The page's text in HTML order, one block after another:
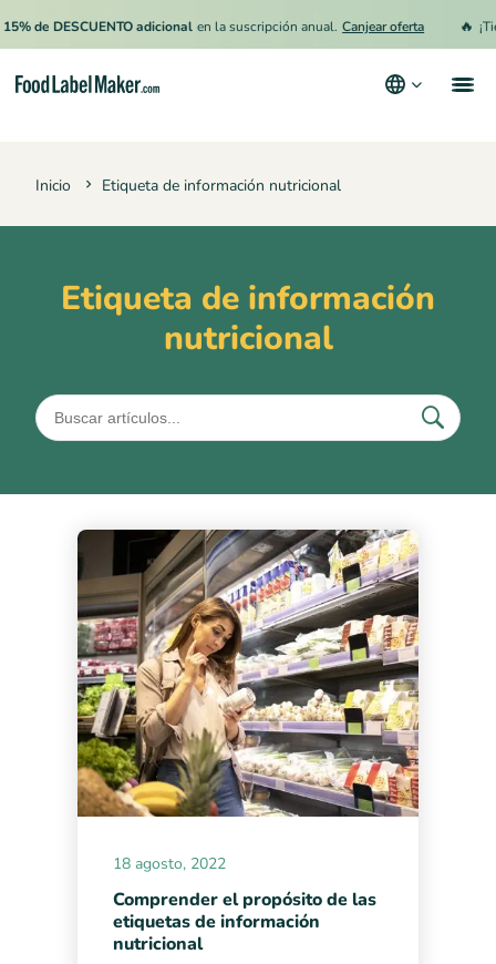
de DESCUENTO adicional en la suscripción anual. Canjear oferta 🔥
Inicio Etiqueta de información nutricional
Etiqueta de información
nutricional
18 agosto, 2022
Comprender el propósito de las
etiquetas de información
nutricional
Contrata a un Especialista
Política de privacidad